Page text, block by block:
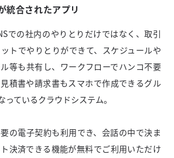
統合されたアプリ
での社内のやりとりだけではなく、取引
トでやりとりができて、スケジュールや
等も共有し、ワークフローでハンコ不要
積書や請求書もスマホで作成できるグル
っているクラウドシステム。
の電子契約も利用でき、会話の中で決ま
決済できる機能が無料でご利用いただけ